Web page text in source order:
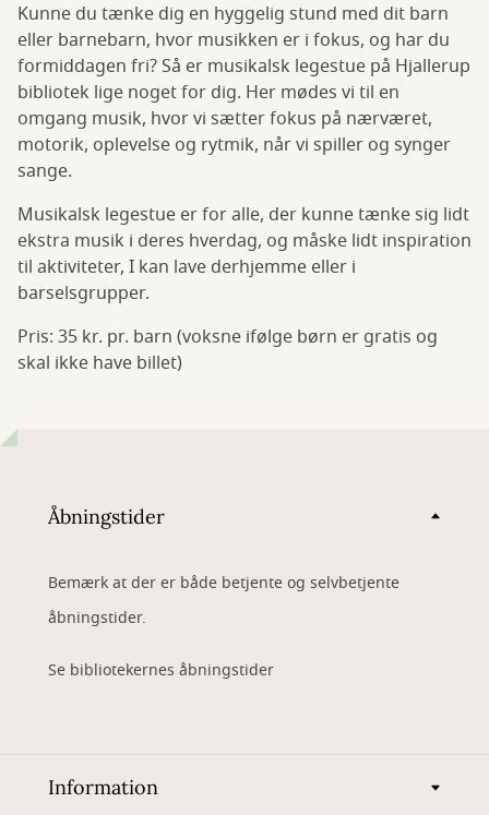
Kunne du tænke dig en hyggelig stund med dit barn
eller barnebarn, hvor musikken er i fokus, og har du
formiddagen fri? Så er musikalsk legestue på Hjallerup
bibliotek lige noget for dig. Her mødes vi til en
omgang musik, hvor vi sætter fokus på nærværet,
motorik, oplevelse og rytmik, når vi spiller og synger
sange.
Musikalsk legestue er for alle, der kunne tænke sig lidt
ekstra musik i deres hverdag, og måske lidt inspiration
til aktiviteter, I kan lave derhjemme eller i
barselsgrupper.
Pris: 35 kr. pr. barn (voksne ifølge børn er gratis og
skal ikke have billet)
Åbningstider
Bemærk at der er både betjente og selvbetjente
åbningstider.
Se bibliotekernes åbningstider
Information